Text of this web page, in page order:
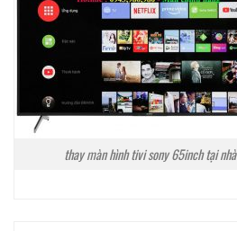
thay màn hình tivi sony 65inch tại nhà